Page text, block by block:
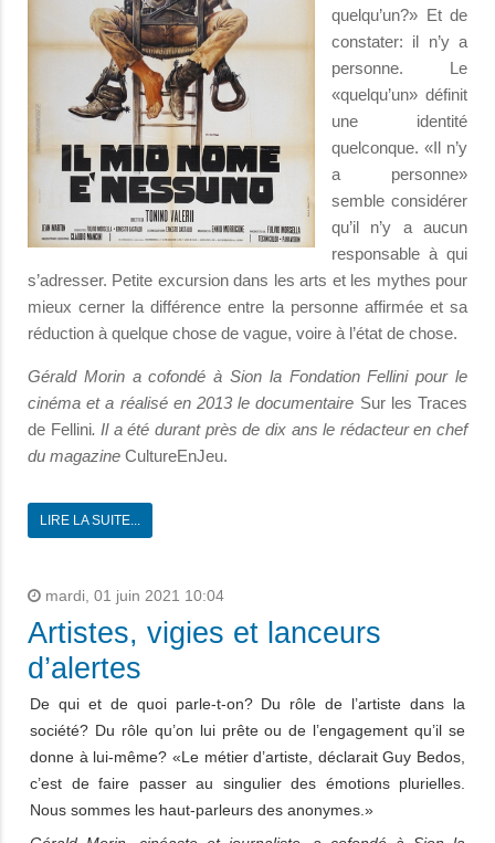
quelqu’un?» Et de
constater: il n’y a
personne. Le
«quelqu’un» définit
une identité
quelconque. «Il n’y
a personne»
semble considérer
qu’il n’y a aucun
responsable à qui
s’adresser. Petite excursion dans les arts et les mythes pour
mieux cerner la différence entre la personne affirmée et sa
réduction à quelque chose de vague, voire à l’état de chose.
Gérald Morin a cofondé à Sion la Fondation Fellini pour le
cinéma et a réalisé en 2013 le documentaire Sur les Traces
de Fellini. Il a été durant près de dix ans le rédacteur en chef
du magazine CultureEnJeu.
LIRE LA SUITE...
mardi, 01 juin 2021 10:04
Artistes, vigies et lanceurs
d’alertes
De qui et de quoi parle-t-on? Du rôle de l’artiste dans la
société? Du rôle qu’on lui prête ou de l’engagement qu’il se
donne à lui-même? «Le métier d’artiste, déclarait Guy Bedos,
c’est de faire passer au singulier des émotions plurielles.
Nous sommes les haut-parleurs des anonymes.»